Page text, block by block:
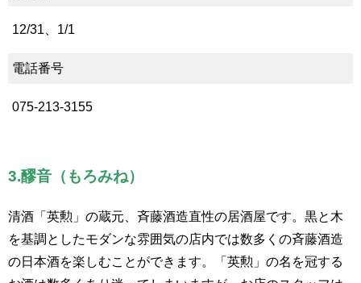
12/31、1/1
電話番号
075-213-3155
3.醪音（もろみね）
清酒「英勲」の蔵元、斉藤酒造直性の居酒屋です。黒と木
を基調としたモダンな雰囲気の店内では数多くの斉藤酒造
の日本酒を楽しむことができます。「英勲」の名を冠する